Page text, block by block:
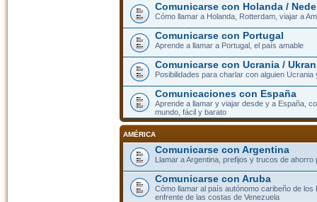
Comunicarse con Holanda /
Cómo llamar a Holanda, Rotterdam, viajar a
Comunicarse con Portugal
Aprende a llamar a Portugal, el país amable
Comunicarse con Ucrania /
Posibilidades para charlar con alguien Ucrania
Comunicaciones con España
Aprende a llamar y viajar desde y a España,
mundo, fácil y barato
AMÉRICA
Comunicarse con Argentina
Llamar a Argentina, prefijos y trucos de ahorro
Comunicarse con Aruba
Cómo llamar al país autónomo caribeño de los
enfrente de las costas de Venezuela